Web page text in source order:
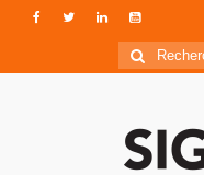
Rechercher
: